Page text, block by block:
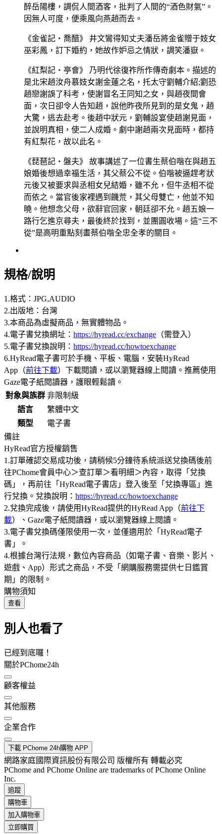
醉岳陽樓，調侃人間酒客，批判了人間的“酒色財氣”。
因無人可度，便乘風向燕趙而去。
《金雀記‧喬醋》 井文鸞得知丈夫潘岳將金雀贈于妓女
巫彩鳳，訂下婚約，她故作妒忌之情狀，調笑潘嶽。
《紅梨記‧亭會》 乃明代徐復祚所作傳奇劇本。描述的
是北宋趙汝舟慕妓女謝金蓮之名，托太守劉輔介紹;劉恐
趙戀謝誤了科考，使謝冒名王同知之女，與趙夜間會
面，次日卻令人告知趙，說他昨夜所見到的是女鬼，趙
大驚，逃去赴考。後趙中狀元，劉輔設宴使趙謝見面，
並說明真相，使二人成婚。劇中謝趙兩次見面時，都持
有紅梨花，故以此名。
《琵琶記‧盤夫》 故事講述了一位書生蔡伯喈在與趙五
娘婚後想過幸福生活，其父蔡公不從。伯喈被逼趕考狀
元後又被要求與丞相女兒結婚，雖不允，但牛丞相不從
而依之。當官後家裡遇到饑荒，其父母雙亡，他並不知
曉。他想念父母，欲辭官回家，朝廷卻不允。趙五娘一
路行乞進京尋夫，最後終於找到，並團圓收場。這“三不
從”是高明重點刻畫蔡伯喈全忠全孝的關目。
規格/說明
1.格式：JPG,AUDIO
2.出版地：台灣
3.本商品為虛擬商品，無實體物品。
4.電子書兌換網址： https://hyread.cc/exchange （需登入）
5.電子書兌換說明： https://hyread.cc/howtoexchange
6.HyRead電子書可於手機、平板、電腦，安裝HyRead
App（前往下載）下載閱讀，或以瀏覽器線上閱讀。推薦使用
Gaze電子紙閱讀器，護眼輕鬆讀。
對象與族群 非限制級
語言
繁體中文
類型
電子書
備註
HyRead官方授權銷售
1.訂單確認交易成功後，請稍候5分鐘待系統派送兌換碼後前
往PChome會員中心＞查訂單＞看明細＞內容，取得「兌換
碼」，再前往「HyRead電子書店」登入後至「兌換專區」進
行兌換。兌換說明： https://hyread.cc/howtoexchange
2.兌換完成後，請使用HyRead提供的HyRead App（前往下
載）、Gaze電子紙閱讀器，或以瀏覽器線上閱讀。
3.電子書兌換碼僅限使用一次，並僅適用於「HyRead電子
書」。
4.根據台灣行法規，數位內容商品（如電子書、音樂、影片、
遊戲、App）形式之商品，不受「網購服務需提供七日鑑賞
期」的限制。
購物須知
查看
別人也看了
已經到底囉！
關於PChome24h
顧客權益
其他服務
企業合作
下載 PChome 24h購物 APP
網路家庭國際資訊股份有限公司 版權所有 轉載必究
PChome and PChome Online are trademarks of PChome Online
Inc.
追蹤
購物車
加入購物車
立即購買